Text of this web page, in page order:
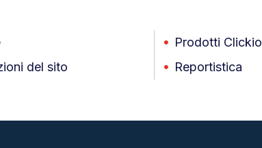
del sito
Prodotti Clickio
Reportistica